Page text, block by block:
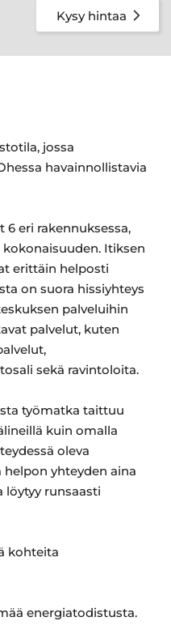
Kysy hintaa
jossa
havainnollistavia
eri rakennuksessa,
Itiksen
erittäin helposti
on suora hissiyhteys
palveluihin
palvelut, kuten
sekä ravintoloita.
työmatka taittuu
kuin omalla
oleva
yhteyden aina
löytyy runsaasti
kohteita
energiatodistusta.